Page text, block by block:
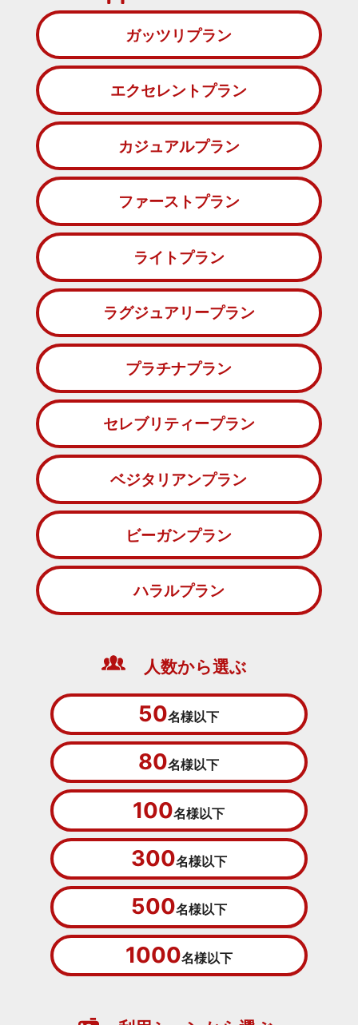
ガッツリプラン
エクセレントプラン
カジュアルプラン
ファーストプラン
ライトプラン
ラグジュアリープラン
プラチナプラン
セレブリティープラン
ベジタリアンプラン
ビーガンプラン
ハラルプラン
人数から選ぶ
50名様以下
80名様以下
100名様以下
300名様以下
500名様以下
1000名様以下